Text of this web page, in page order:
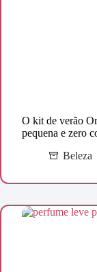
O kit de verão
pequena e zero
Beleza